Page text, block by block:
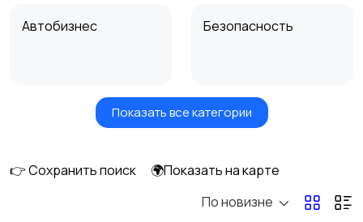
Автобизнес Безопасность
Бытовые услуги и
Высший менеджмент
Добыча сырья,
Показать все категории
👉 Сохранить поиск
🌍Показать на карте
По новизне